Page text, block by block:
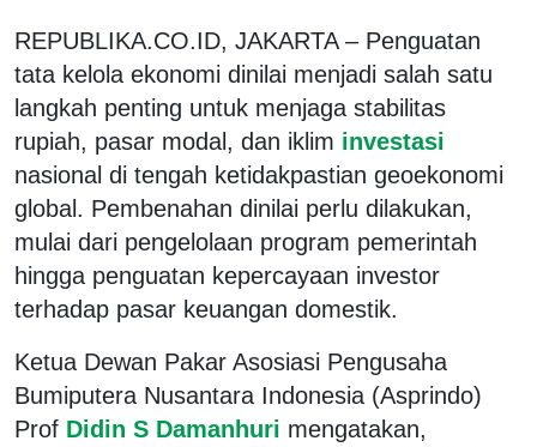
REPUBLIKA.CO.ID, JAKARTA – Penguatan
tata kelola ekonomi dinilai menjadi salah satu
langkah penting untuk menjaga stabilitas
rupiah, pasar modal, dan iklim investasi
nasional di tengah ketidakpastian geoekonomi
global. Pembenahan dinilai perlu dilakukan,
mulai dari pengelolaan program pemerintah
hingga penguatan kepercayaan investor
terhadap pasar keuangan domestik.
Ketua Dewan Pakar Asosiasi Pengusaha
Bumiputera Nusantara Indonesia (Asprindo)
Prof Didin S Damanhuri mengatakan,